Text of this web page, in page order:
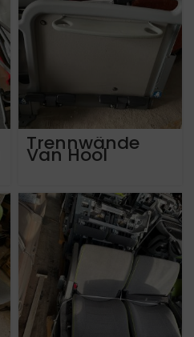
Trennwände
Van Hool
Astromega